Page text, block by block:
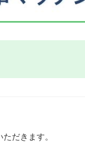
だきます。